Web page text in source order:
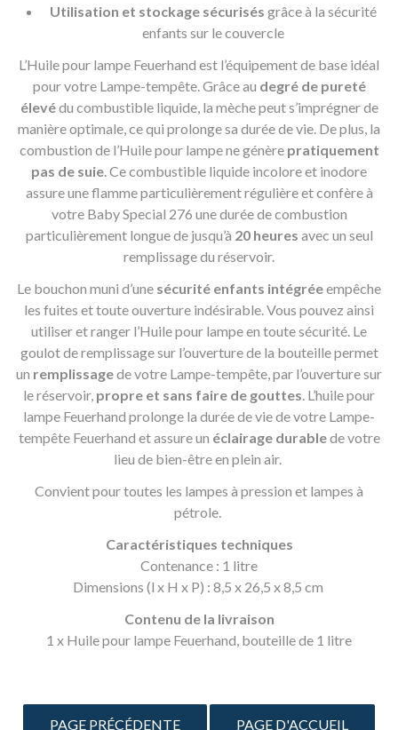
Utilisation et stockage sécurisés grâce à la sécurité
enfants sur le couvercle
L’Huile pour lampe Feuerhand est l’équipement de base idéal
pour votre Lampe-tempête. Grâce au degré de pureté
élevédu combustible liquide, la mèche peut s’imprégner de
manière optimale, ce qui prolonge sa durée de vie. De plus, la
combustion de l’Huile pour lampe ne génère pratiquement
pas de suie. Ce combustible liquide incolore et inodore
assure une flamme particulièrement régulière et confère à
votre Baby Special 276 une durée de combustion
particulièrement longue de jusqu’à 20 heures avec un seul
remplissage du réservoir.
Le bouchon muni d’une sécurité enfants intégréeempêche
les fuites et toute ouverture indésirable. Vous pouvez ainsi
utiliser et ranger l’Huile pour lampe en toute sécurité. Le
goulot de remplissage sur l’ouverture de la bouteille permet
un remplissagede votre Lampe-tempête, par l’ouverture sur
le réservoir, propre et sans faire de gouttes. L’huile pour
lampe Feuerhand prolonge la durée de vie de votre Lampe-
tempête Feuerhand et assure un éclairage durablede votre
lieu de bien-être en plein air.
Convient pour toutes les lampes à pression et lampes à
pétrole.
Caractéristiques techniques
Contenance : 1 litre
Dimensions (l x H x P) : 8,5 x 26,5 x 8,5 cm
Contenu de la livraison
1 x Huile pour lampe Feuerhand, bouteille de 1 litre